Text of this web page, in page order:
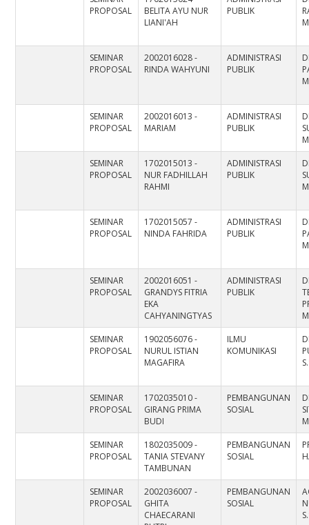
PROPOSAL
BELITA AYU NUR
LIANI'AH
PUBLIK
SEMINAR
PROPOSAL
2002016028 -
RINDA WAHYUNI
ADMINISTRASI
PUBLIK
SEMINAR
PROPOSAL
2002016013 -
MARIAM
ADMINISTRASI
PUBLIK
SEMINAR
PROPOSAL
1702015013 -
NUR FADHILLAH
RAHMI
ADMINISTRASI
PUBLIK
SEMINAR
PROPOSAL
1702015057 -
NINDA FAHRIDA
ADMINISTRASI
PUBLIK
SEMINAR
PROPOSAL
2002016051 -
GRANDYS FITRIA
EKA
CAHYANINGTYAS
ADMINISTRASI
PUBLIK
SEMINAR
PROPOSAL
1902056076 -
NURUL ISTIAN
MAGAFIRA
ILMU
KOMUNIKASI
SEMINAR
PROPOSAL
1702035010 -
GIRANG PRIMA
BUDI
PEMBANGUNAN
SOSIAL
SEMINAR
PROPOSAL
1802035009 -
TANIA STEVANY
TAMBUNAN
PEMBANGUNAN
SOSIAL
SEMINAR
PROPOSAL
2002036007 -
GHITA
CHAECARANI
PEMBANGUNAN
SOSIAL